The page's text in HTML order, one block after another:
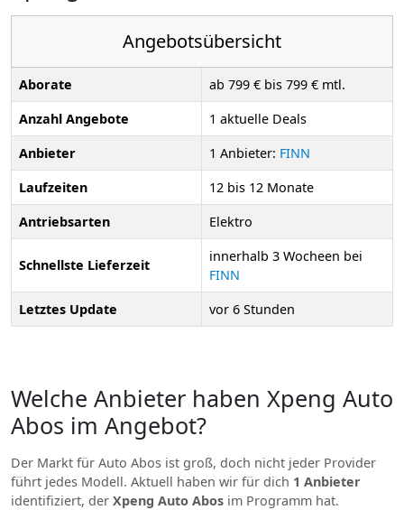
Angebotsübersicht
Aborate
ab 799 € bis 799 € mtl.
Anzahl Angebote
1 aktuelle Deals
Anbieter
1 Anbieter: FINN
Laufzeiten
12 bis 12 Monate
Antriebsarten
Elektro
Schnellste Lieferzeit
innerhalb 3 Wocheen bei
FINN
Letztes Update
vor 6 Stunden
Welche Anbieter haben Xpeng Auto
Abos im Angebot?
Der Markt für Auto Abos ist groß, doch nicht jeder Provider
führt jedes Modell. Aktuell haben wir für dich 1 Anbieter
identifiziert, der Xpeng Auto Abos im Programm hat.